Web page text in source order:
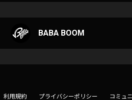
BABA BOOM
利用規約 プライバシーポリシー コミュ